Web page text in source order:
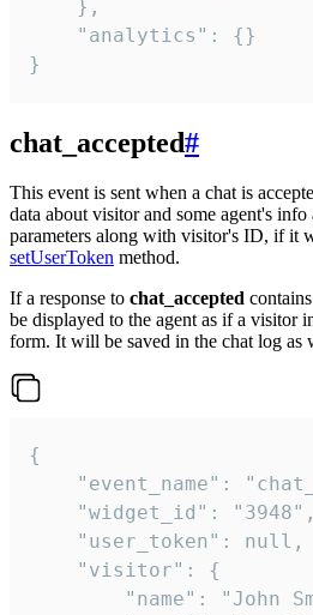
    },
    "analytics": {}
}
chat_accepted#
This event is sent when a chat is
data about visitor and some agent's info
parameters along with visitor's ID, if it
setUserToken method.
If a response to chat_accepted contains
be displayed to the agent as if a visitor
form. It will be saved in the chat log as
{
"event_name":
    "widget_id": "3948",
    "user_token": null,
    "visitor": {
"name": "John